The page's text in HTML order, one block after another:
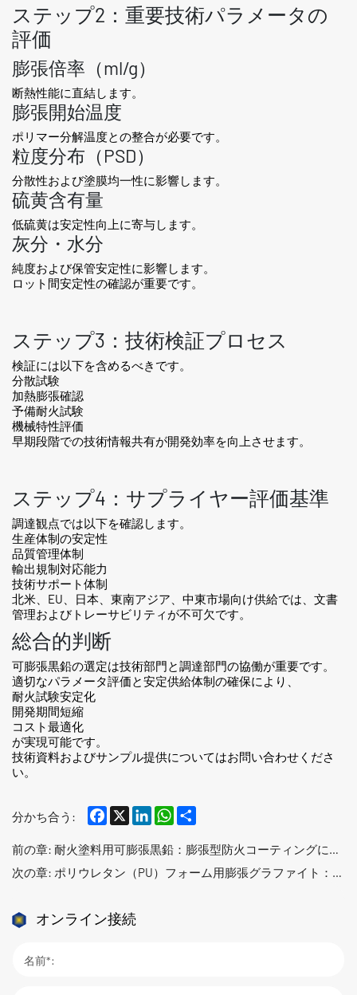
ステップ2：重要技術パラメータの
評価
膨張倍率（ml/g）
断熱性能に直結します。
膨張開始温度
ポリマー分解温度との整合が必要です。
粒度分布（PSD）
分散性および塗膜均一性に影響します。
硫黄含有量
低硫黄は安定性向上に寄与します。
灰分・水分
純度および保管安定性に影響します。
ロット間安定性の確認が重要です。
ステップ3：技術検証プロセス
検証には以下を含めるべきです。
分散試験
加熱膨張確認
予備耐火試験
機械特性評価
早期段階での技術情報共有が開発効率を向上させます。
ステップ4：サプライヤー評価基準
調達観点では以下を確認します。
生産体制の安定性
品質管理体制
輸出規制対応能力
技術サポート体制
北米、EU、日本、東南アジア、中東市場向け供給では、文書
管理およびトレーサビリティが不可欠です。
総合的判断
可膨張黒鉛の選定は技術部門と調達部門の協働が重要です。
適切なパラメータ評価と安定供給体制の確保により、
耐火試験安定化
開発期間短縮
コスト最適化
が実現可能です。
技術資料およびサンプル提供についてはお問い合わせくださ
い。
分かち合う: Facebook
X LinkedInWhatsApp
前の章: 耐火塗料用可膨張黒鉛：膨張型防火コーティングにおける重要技術要素
次の章: ポリウレタン（PU）フォーム用膨張グラファイト：家具、自動車、建設用途の難燃ソリューション
オンライン接続
名前*: